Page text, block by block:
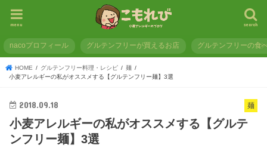
search
menu
nacoプロフィール グルテンフリーが買えるお店 グルテンフリーの食
HOME グルテンフリー料理・レシピ
麺
小麦アレルギーの私がオススメする【グルテンフリー麺】3選
麺
2018.09.18
小麦アレルギーの私がオススメする【グルテ
ンフリー麺】3選